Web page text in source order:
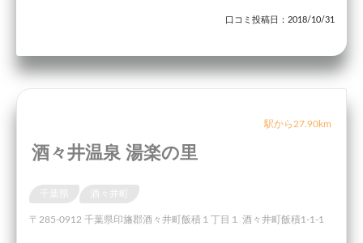
口コミ投稿日：2018/10/31
駅から27.90km
酒々井温泉 湯楽の里
千葉県 酒々井町
〒285-0912 千葉県印旛郡酒々井町飯積１丁目１ 酒々井町飯積1-1-1